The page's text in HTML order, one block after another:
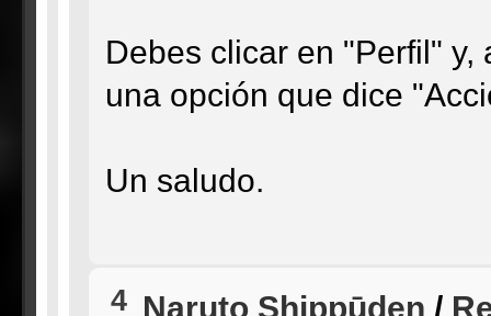
Debes clicar en "Perfil"
una opción que dice
Un saludo.
4 Naruto Shippūden /